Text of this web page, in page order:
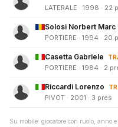
LATERALE · 1998 · 22
Solosi Norbert Marc
PORTIERE · 1994 · 20
Casetta Gabriele
PORTIERE · 1984 · 2
Riccardi Lorenzo
PIVOT · 2001 · 3 pres
Su mobile: giocatore con ruolo, anno